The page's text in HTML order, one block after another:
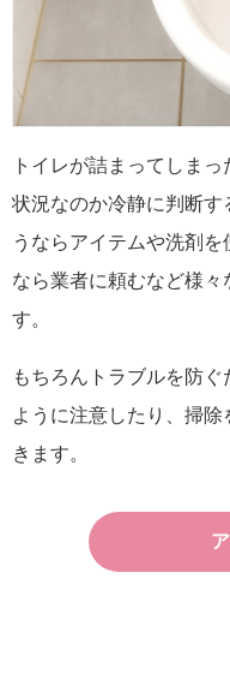
トイレが詰まってしま
状況なのか冷静に判断す
うならアイテムや洗剤
なら業者に頼むなど様
す。
もちろんトラブルを防
ように注意したり、掃
きます。